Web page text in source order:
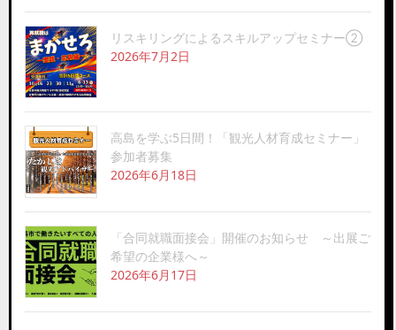
リスキリングによるスキルアップセミナー②
2026年7月2日
高島を学ぶ5日間！「観光人材育成セミナー」
参加者募集
2026年6月18日
「合同就職面接会」開催のお知らせ ～出展ご
希望の企業様へ～
2026年6月17日